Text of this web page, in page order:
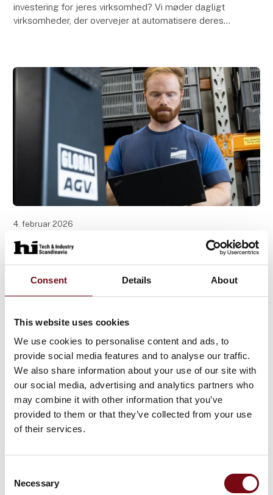
Consent Details About
This website uses cookies
We use cookies to personalise content and ads, to
provide social media features and to analyse our traffic.
We also share information about your use of our site with
our social media, advertising and analytics partners who
may combine it with other information that you’ve
provided to them or that they’ve collected from your use
of their services.
Selection
Necessary
investering for jeres virksomhed? Vi møder dagligt
virksomheder, der overvejer at automatisere deres
4. februar 2026
AVK Gummi kan nemt selv tilpasse
deres førerløse truck fra Global AGV
AVK GUMMI har taget endnu et skridt mod en mere
fleksibel og effektiv produktion med en førerløs truck
"Vi har valgt Global AGV, fordi vi har brug for en
løsning, som er fleksibel,